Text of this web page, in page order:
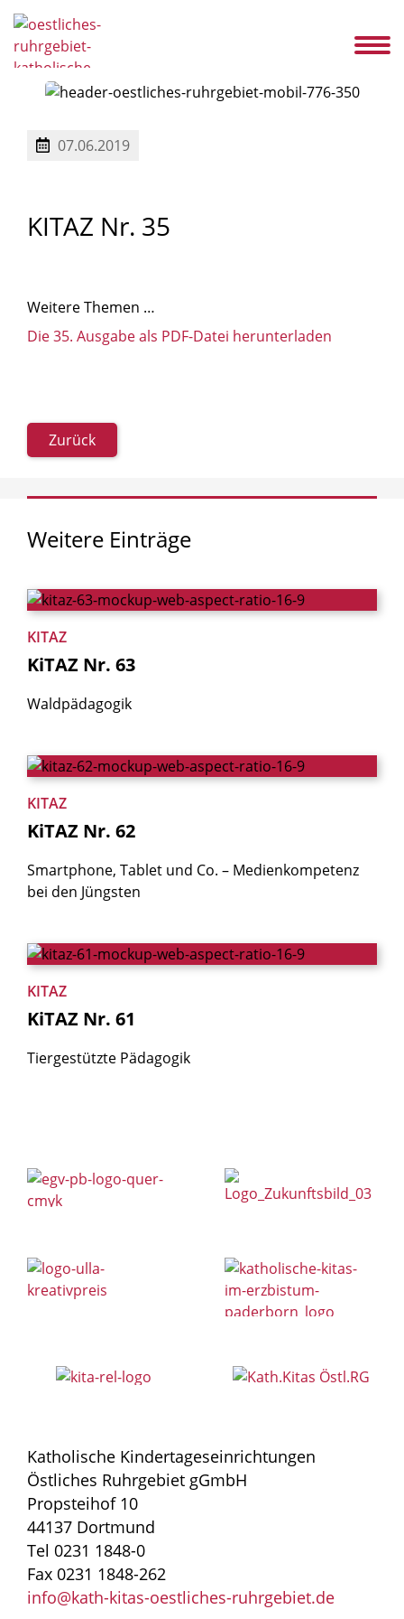
ServiceAnsprechpartner
07.06.2019
KITAZ Nr. 35
Weitere Themen …
Die 35. Ausgabe als PDF-Datei herunterladen
Zurück
Weitere Einträge
KITAZ
KiTAZ Nr. 63
Waldpädagogik
KITAZ
KiTAZ Nr. 62
Smartphone, Tablet und Co. – Medienkom­petenz
bei den Jüngsten
KITAZ
KiTAZ Nr. 61
Tiergestützte Pädagogik
Katholische Kindertageseinrichtungen
Östliches Ruhrgebiet gGmbH
Propsteihof 10
44137 Dortmund
Tel 0231 1848-0
Fax 0231 1848-262
info@kath-kitas-oestliches-ruhrgebiet.de